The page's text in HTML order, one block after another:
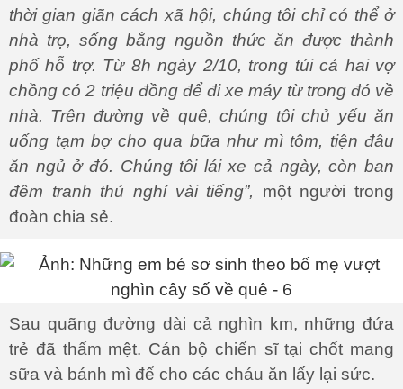
thời gian giãn cách xã hội, chúng tôi chỉ có thể ở
nhà trọ, sống bằng nguồn thức ăn được thành
phố hỗ trợ. Từ 8h ngày 2/10, trong túi cả hai vợ
chồng có 2 triệu đồng để đi xe máy từ trong đó về
nhà. Trên đường về quê, chúng tôi chủ yếu ăn
uống tạm bợ cho qua bữa như mì tôm, tiện đâu
ăn ngủ ở đó. Chúng tôi lái xe cả ngày, còn ban
đêm tranh thủ nghỉ vài tiếng”, một người trong
đoàn chia sẻ.
Sau quãng đường dài cả nghìn km, những đứa
trẻ đã thấm mệt. Cán bộ chiến sĩ tại chốt mang
sữa và bánh mì để cho các cháu ăn lấy lại sức.